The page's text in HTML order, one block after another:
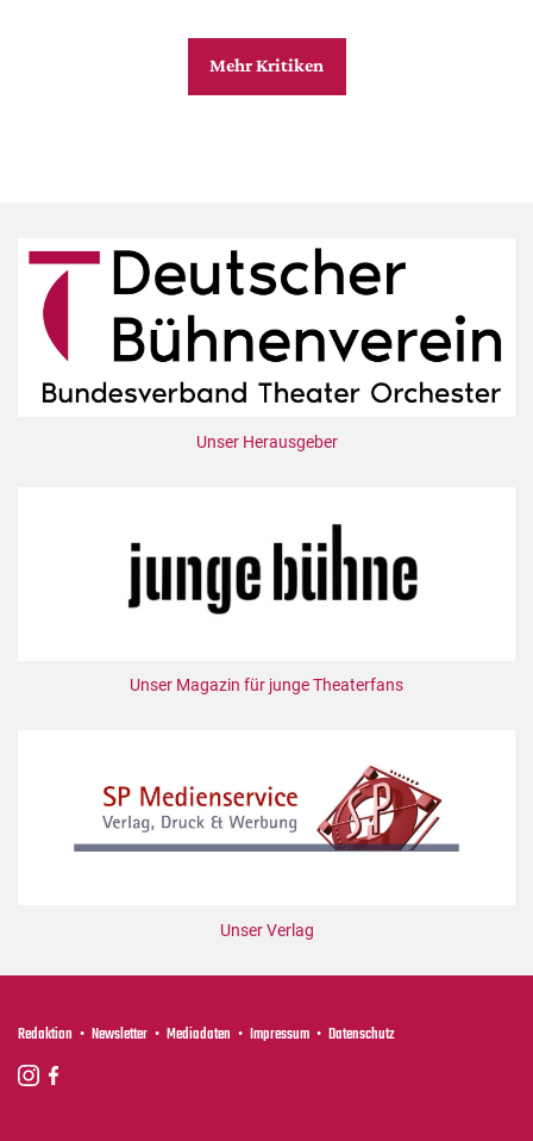
Mehr Kritiken
Unser Herausgeber
Unser Magazin für junge Theaterfans
Unser Verlag
Redaktion Newsletter Mediadaten Impressum Datenschutz